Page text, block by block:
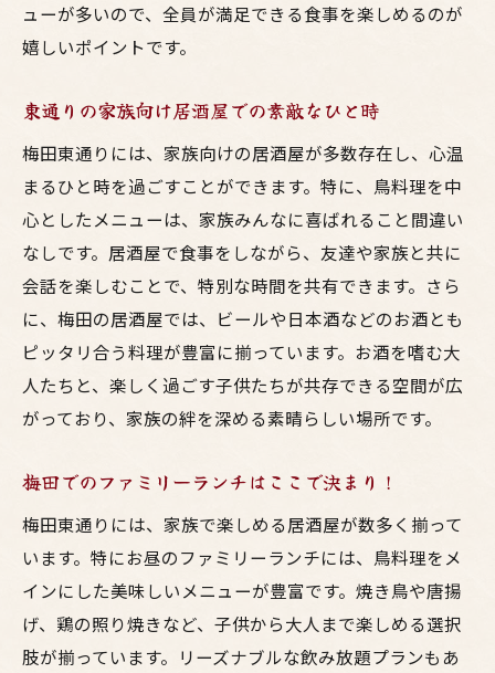
ューが多いので、全員が満足できる食事を楽しめるのが
嬉しいポイントです。
東通りの家族向け居酒屋での素敵なひと時
梅田東通りには、家族向けの居酒屋が多数存在し、心温
まるひと時を過ごすことができます。特に、鳥料理を中
心としたメニューは、家族みんなに喜ばれること間違い
なしです。居酒屋で食事をしながら、友達や家族と共に
会話を楽しむことで、特別な時間を共有できます。さら
に、梅田の居酒屋では、ビールや日本酒などのお酒とも
ピッタリ合う料理が豊富に揃っています。お酒を嗜む大
人たちと、楽しく過ごす子供たちが共存できる空間が広
がっており、家族の絆を深める素晴らしい場所です。
梅田でのファミリーランチはここで決まり！
梅田東通りには、家族で楽しめる居酒屋が数多く揃って
います。特にお昼のファミリーランチには、鳥料理をメ
インにした美味しいメニューが豊富です。焼き鳥や唐揚
げ、鶏の照り焼きなど、子供から大人まで楽しめる選択
肢が揃っています。リーズナブルな飲み放題プランもあ